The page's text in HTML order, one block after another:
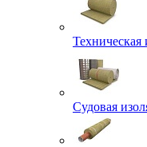
Техническая
Судовая